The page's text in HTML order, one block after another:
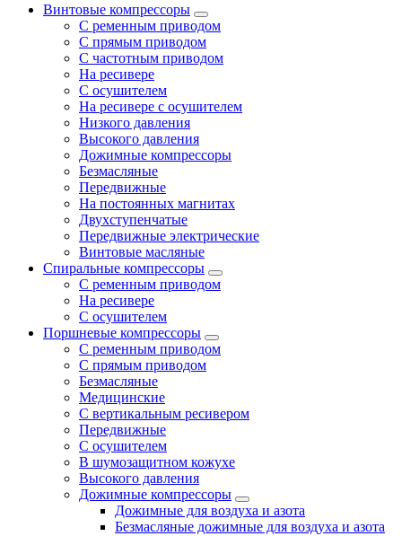
Винтовые компрессоры
С ременным приводом
С прямым приводом
С частотным приводом
На ресивере
С осушителем
На ресивере с осушителем
Низкого давления
Высокого давления
Дожимные компрессоры
Безмасляные
Передвижные
На постоянных магнитах
Двухступенчатые
Передвижные электрические
Винтовые масляные
Спиральные компрессоры
С ременным приводом
На ресивере
С осушителем
Поршневые компрессоры
С ременным приводом
С прямым приводом
Безмасляные
Медицинские
С вертикальным ресивером
Передвижные
С осушителем
В шумозащитном кожухе
Высокого давления
Дожимные компрессоры
Дожимные для воздуха и азота
Безмасляные дожимные для воздуха и азота